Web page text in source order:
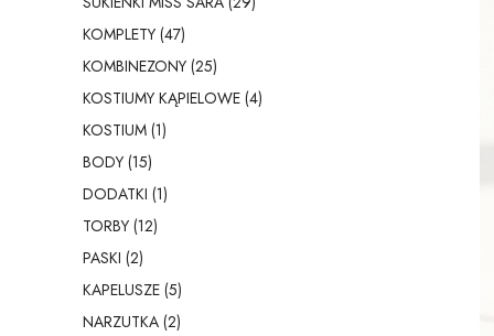
KOMPLETY (47)
KOMBINEZONY (25)
KOSTIUMY KĄPIELOWE (4)
KOSTIUM (1)
BODY (15)
DODATKI (1)
TORBY (12)
PASKI (2)
KAPELUSZE (5)
NARZUTKA (2)